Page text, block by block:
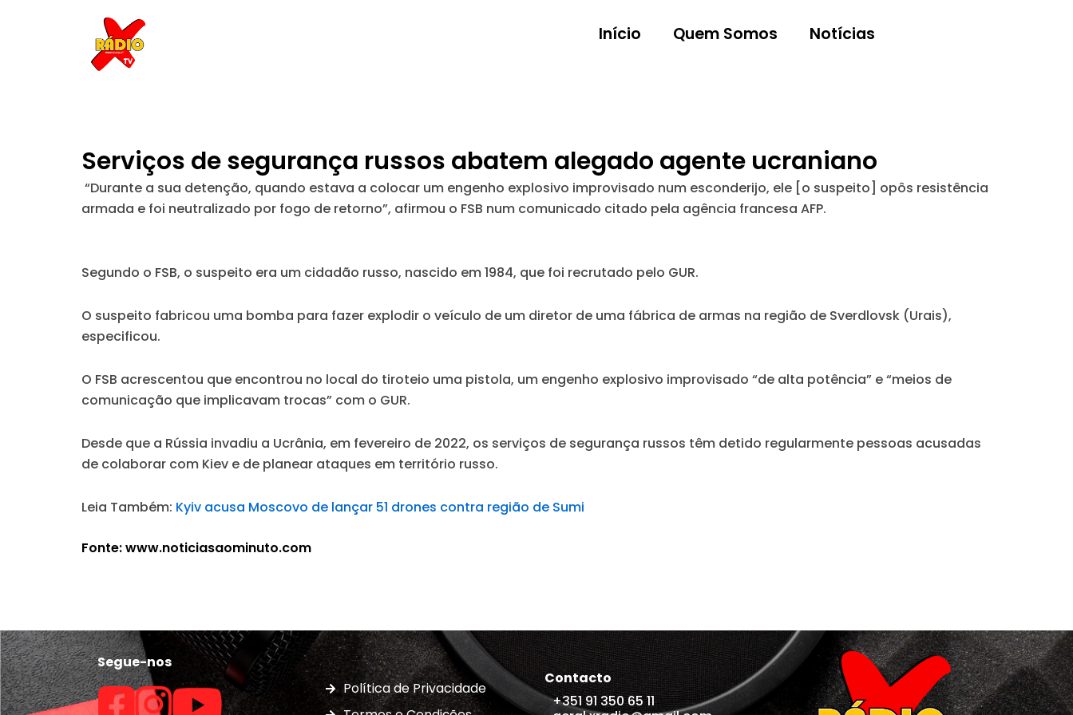
Início Quem Somos Notícias
Serviços de segurança russos abatem alegado agente ucraniano
“Durante a sua detenção, quando estava a colocar um engenho explosivo improvisado num esconderijo, ele [o suspeito] opôs resistência
armada e foi neutralizado por fogo de retorno”, afirmou o FSB num comunicado citado pela agência francesa AFP.
Segundo o FSB, o suspeito era um cidadão russo, nascido em 1984, que foi recrutado pelo GUR.
O suspeito fabricou uma bomba para fazer explodir o veículo de um diretor de uma fábrica de armas na região de Sverdlovsk (Urais),
especificou.
O FSB acrescentou que encontrou no local do tiroteio uma pistola, um engenho explosivo improvisado “de alta potência” e “meios de
comunicação que implicavam trocas” com o GUR.
Desde que a Rússia invadiu a Ucrânia, em fevereiro de 2022, os serviços de segurança russos têm detido regularmente pessoas acusadas
de colaborar com Kiev e de planear ataques em território russo.
Leia Também: Kyiv acusa Moscovo de lançar 51 drones contra região de Sumi
Fonte: www.noticiasaominuto.com
Segue-nos
Política de Privacidade
Contacto
+351 91 350 65 11